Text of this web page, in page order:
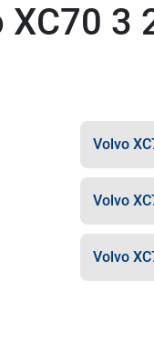
3
Volvo
Volvo
Volvo